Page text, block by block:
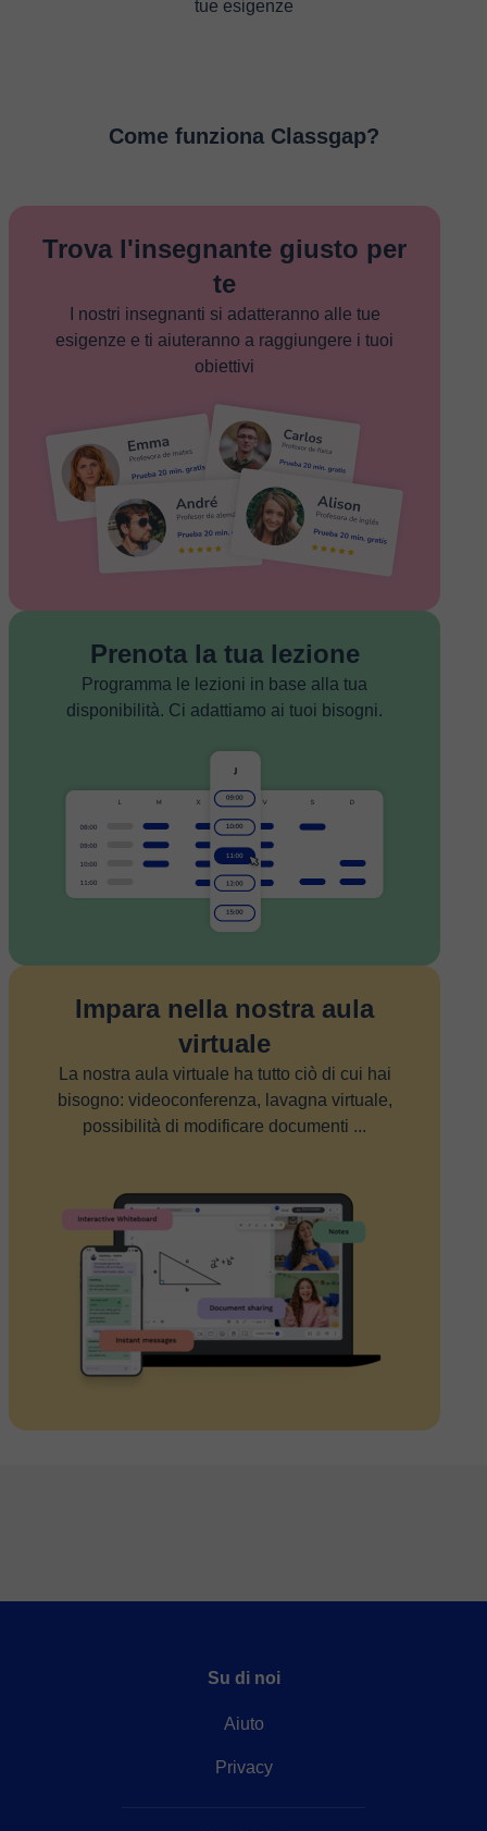
tue esigenze
Come funziona Classgap?
Trova l'insegnante giusto per
te
I nostri insegnanti si adatteranno alle tue
esigenze e ti aiuteranno a raggiungere i tuoi
obiettivi
Prenota la tua lezione
Programma le lezioni in base alla tua
disponibilità. Ci adattiamo ai tuoi bisogni.
Impara nella nostra aula
virtuale
La nostra aula virtuale ha tutto ciò di cui hai
bisogno: videoconferenza, lavagna virtuale,
possibilità di modificare documenti ...
Su di noi
Aiuto
Privacy